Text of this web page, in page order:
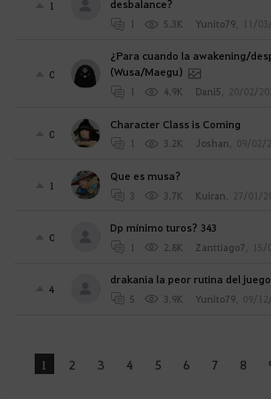
1
desbalance?
1 5.3K Yunito79 11/
0
¿Para cuando la awakening/
(Wusa/Maegu)
1 4.9K Dani5 20/02/
0
Character Class is Coming
1 3.2K Joshan 09/02/
1
Que es musa?
3 3.7K Kuiran 27/01/
0
Dp mínimo turos? 343
1 2.8K Zanttiago7 15/
4
drakania la peor rutina del juego
5 3.9K Yunito79 09/
1 2 3 4 5 6 7 8